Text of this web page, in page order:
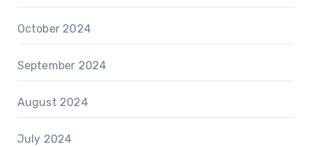
October 2024
September 2024
August 2024
July 2024